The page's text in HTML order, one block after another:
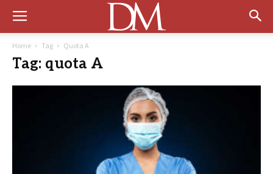
Home Tag Quota A
Tag: quota A